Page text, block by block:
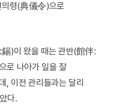
의령(典儀令)으로
)이 왔을 때는 관반(館伴:
로 나아가 일을 잘
, 이전 관리들과는 달리
다.